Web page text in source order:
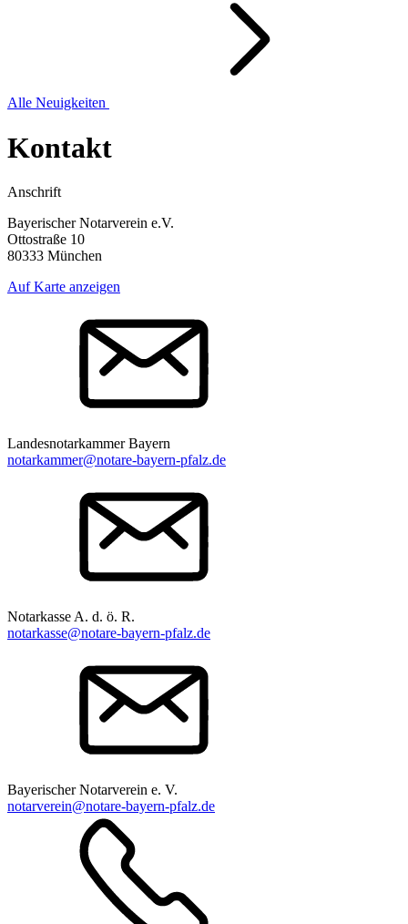
Alle Neuigkeiten
Kontakt
Anschrift
Bayerischer Notarverein e.V.
Ottostraße 10
80333 München
Auf Karte anzeigen
Landesnotarkammer Bayern
notarkammer@notare-bayern-pfalz.de
Notarkasse A. d. ö. R.
notarkasse@notare-bayern-pfalz.de
Bayerischer Notarverein e. V.
notarverein@notare-bayern-pfalz.de